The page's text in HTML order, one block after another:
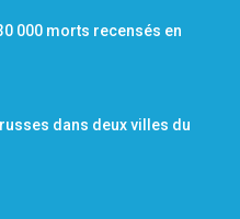
000 morts recensés en
dans deux villes du